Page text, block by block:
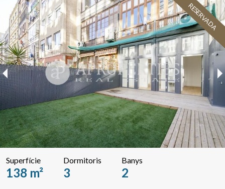
RESERVADA
Superfície
138 m²
Dormitoris
3
Banys
2